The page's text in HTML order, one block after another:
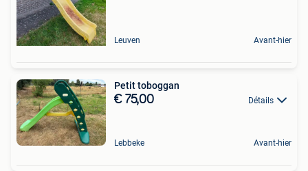
Leuven Avant-hier
Petit toboggan
€ 75,00 Détails
Lebbeke Avant-hier